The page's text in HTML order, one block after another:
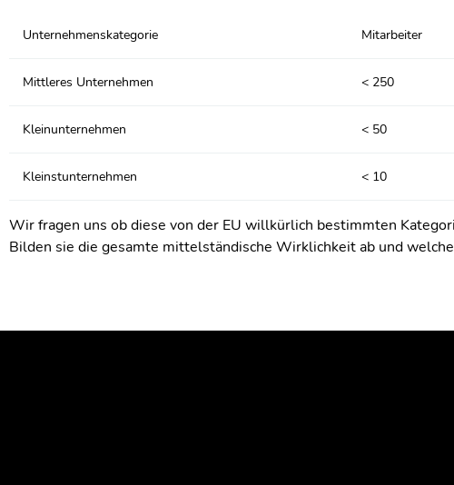
Unternehmenskategorie Mitarbeiter
Mittleres Unternehmen < 250
Kleinunternehmen < 50
Kleinstunternehmen < 10
Wir fragen uns ob diese von der EU willkürlich bestimmten
Bilden sie die gesamte mittelständische Wirklichkeit ab und